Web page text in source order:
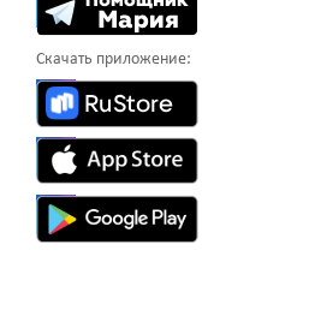
Скачать приложение: